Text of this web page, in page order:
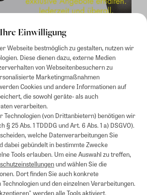
Einwilligung
Webseite bestmöglich zu gestalten, nutzen wir
Diese dienen dazu, externe Medien
von Webseitenbesuchern zu
Marketingmaßnahmen
Cookies und andere Informationen auf
die sowohl geräte- als auch
verarbeiten.
Technologien (von Drittanbietern) benötigen wir
25 Abs. 1 TDDDG und Art. 6 Abs. 1 a) DSGVO).
welche Datenverarbeitungen Sie
dabei gebündelt in bestimmte Zwecke
Tools erlauben. Um eine Auswahl zu treffen,
und wählen Sie die
Dort finden Sie auch konkrete
und den einzelnen Verarbeitungen.
werden alle Tools aktiviert.
50€. Nicht anwendbar auf Produkte, die der
unterliegen, ZEIT-Akademie, e-Books. Keine
Nicht mit weiteren Gutscheinen/Rabatten
kombinierbar.
vom kostenlosen Rückversand ausgeschlossen.
zu Rücksendungen finden Sie hier.
inkl. gesetzl. MwSt. zzgl. Versandkosten
Pinterest